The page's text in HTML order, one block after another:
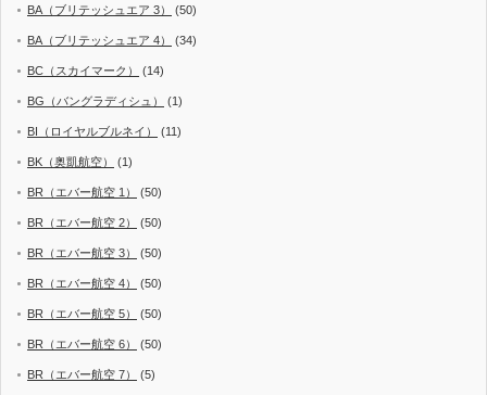
BA（ブリテッシュエア 3） (50)
BA（ブリテッシュエア 4） (34)
BC（スカイマーク） (14)
BG（バングラディシュ） (1)
BI（ロイヤルブルネイ） (11)
BK（奥凱航空） (1)
BR（エバー航空 1） (50)
BR（エバー航空 2） (50)
BR（エバー航空 3） (50)
BR（エバー航空 4） (50)
BR（エバー航空 5） (50)
BR（エバー航空 6） (50)
BR（エバー航空 7） (5)